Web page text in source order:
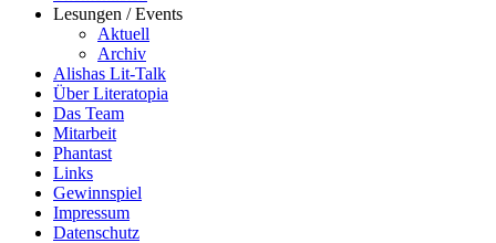
Lesungen / Events
Aktuell
Archiv
Alishas Lit-Talk
Über Literatopia
Das Team
Mitarbeit
Phantast
Links
Gewinnspiel
Impressum
Datenschutz